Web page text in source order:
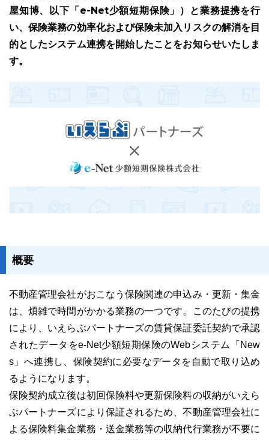
ホームページ制作について プラン紹介･制作の流れ
ユーザーインタビュー ホームページ制作実績
03-6689-1791
屋知博、以下「e-Net少額短期保険」）と業務提携を行
い、保険業務の効率化および保険未加入リスクの解消を目
的としたシステム連携を開始したことをお知らせいたしま
す。
概要
不動産管理会社がおこなう保険関連の申込み・更新・集金
は、煩雑で時間がかかる業務の一つです。このたびの提携
により、いえらぶパートナーズの賃貸保証委託契約で承認
されたデータをe-Net少額短期保険のWebシステム「New
s」へ連携し、保険契約に必要なデータを自動で取り込め
るようになります。
保険契約成立後は初回保険料や更新保険料の収納がいえら
ぶパートナーズにより保証されるため、不動産管理会社に
よる保険料集金業務・送金業務等の収納代行業務が不要に